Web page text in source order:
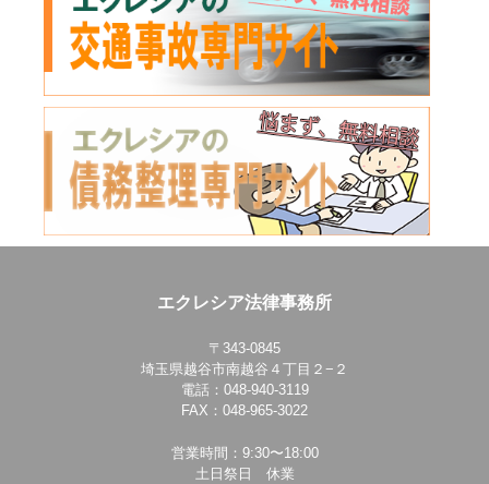
エクレシア法律事務所
〒343-0845
埼玉県越谷市南越谷４丁目２−２
電話：048-940-3119
FAX：048-965-3022
営業時間：9:30〜18:00
土日祭日 休業